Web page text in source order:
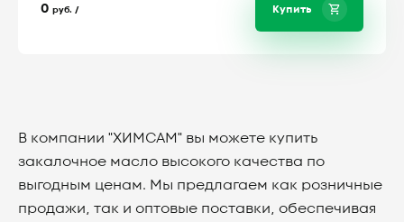
0 руб. / Купить
В компании "ХИМСАМ" вы можете купить
закалочное масло высокого качества по
выгодным ценам. Мы предлагаем как розничные
продажи, так и оптовые поставки, обеспечивая